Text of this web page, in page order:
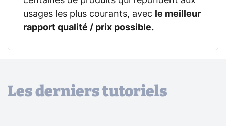
usages les plus courants, avec
le meilleur
rapport qualité / prix possible.
Les derniers tutoriels